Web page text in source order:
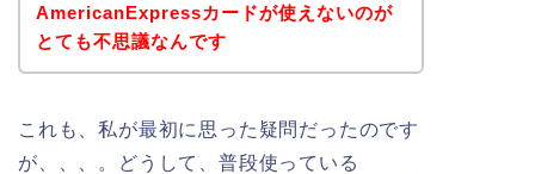
AmericanExpressカードが使えないのが
とても不思議なんです
これも、私が最初に思った疑問だったのです
が、、、。どうして、普段使っている